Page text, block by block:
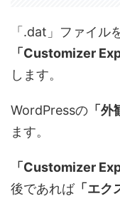
「.dat」ファイル
「Customizer
します。
WordPressの 「
ます。
「Customizer
後であれば「エク